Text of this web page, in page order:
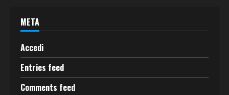
META
Accedi
Entries feed
Comments feed